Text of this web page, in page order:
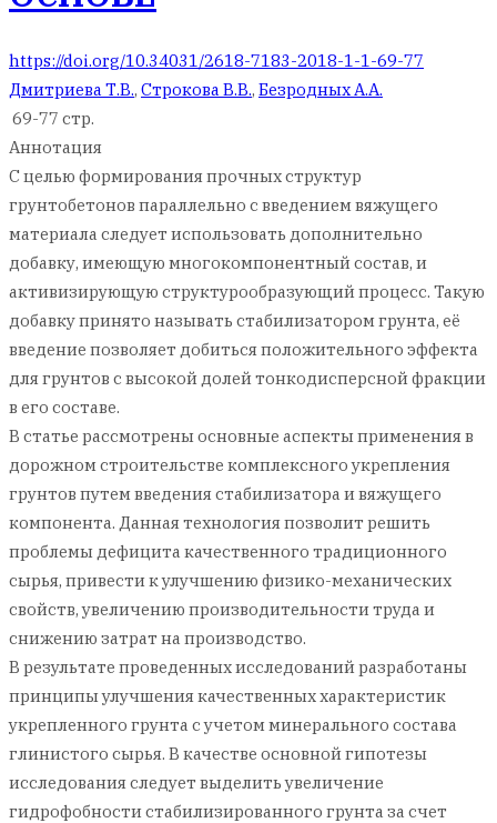
https://doi.org/10.34031/2618-7183-2018-1-1-69-77
Дмитриева Т.В., Строкова В.В., Безродных А.А.
69-77 стр.
Аннотация
С целью формирования прочных структур
грунтобетонов параллельно с введением вяжущего
материала следует использовать дополнительно
добавку, имеющую многокомпонентный состав, и
активизирующую структурообразующий процесс. Такую
добавку принято называть стабилизатором грунта, её
введение позволяет добиться положительного эффекта
для грунтов с высокой долей тонкодисперсной фракции
в его составе.
В статье рассмотрены основные аспекты применения в
дорожном строительстве комплексного укрепления
грунтов путем введения стабилизатора и вяжущего
компонента. Данная технология позволит решить
проблемы дефицита качественного традиционного
сырья, привести к улучшению физико-механических
свойств, увеличению производительности труда и
снижению затрат на производство.
В результате проведенных исследований разработаны
принципы улучшения качественных характеристик
укрепленного грунта с учетом минерального состава
глинистого сырья. В качестве основной гипотезы
исследования следует выделить увеличение
гидрофобности стабилизированного грунта за счет